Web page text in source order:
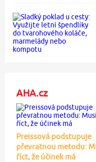
AHA.cz
Preissová podstupuje
převratnou metodu:
říct, že účinek má